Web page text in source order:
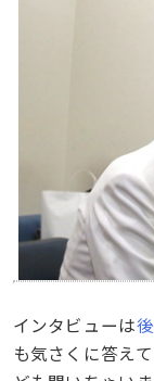
インタビューは
も気さくに答え